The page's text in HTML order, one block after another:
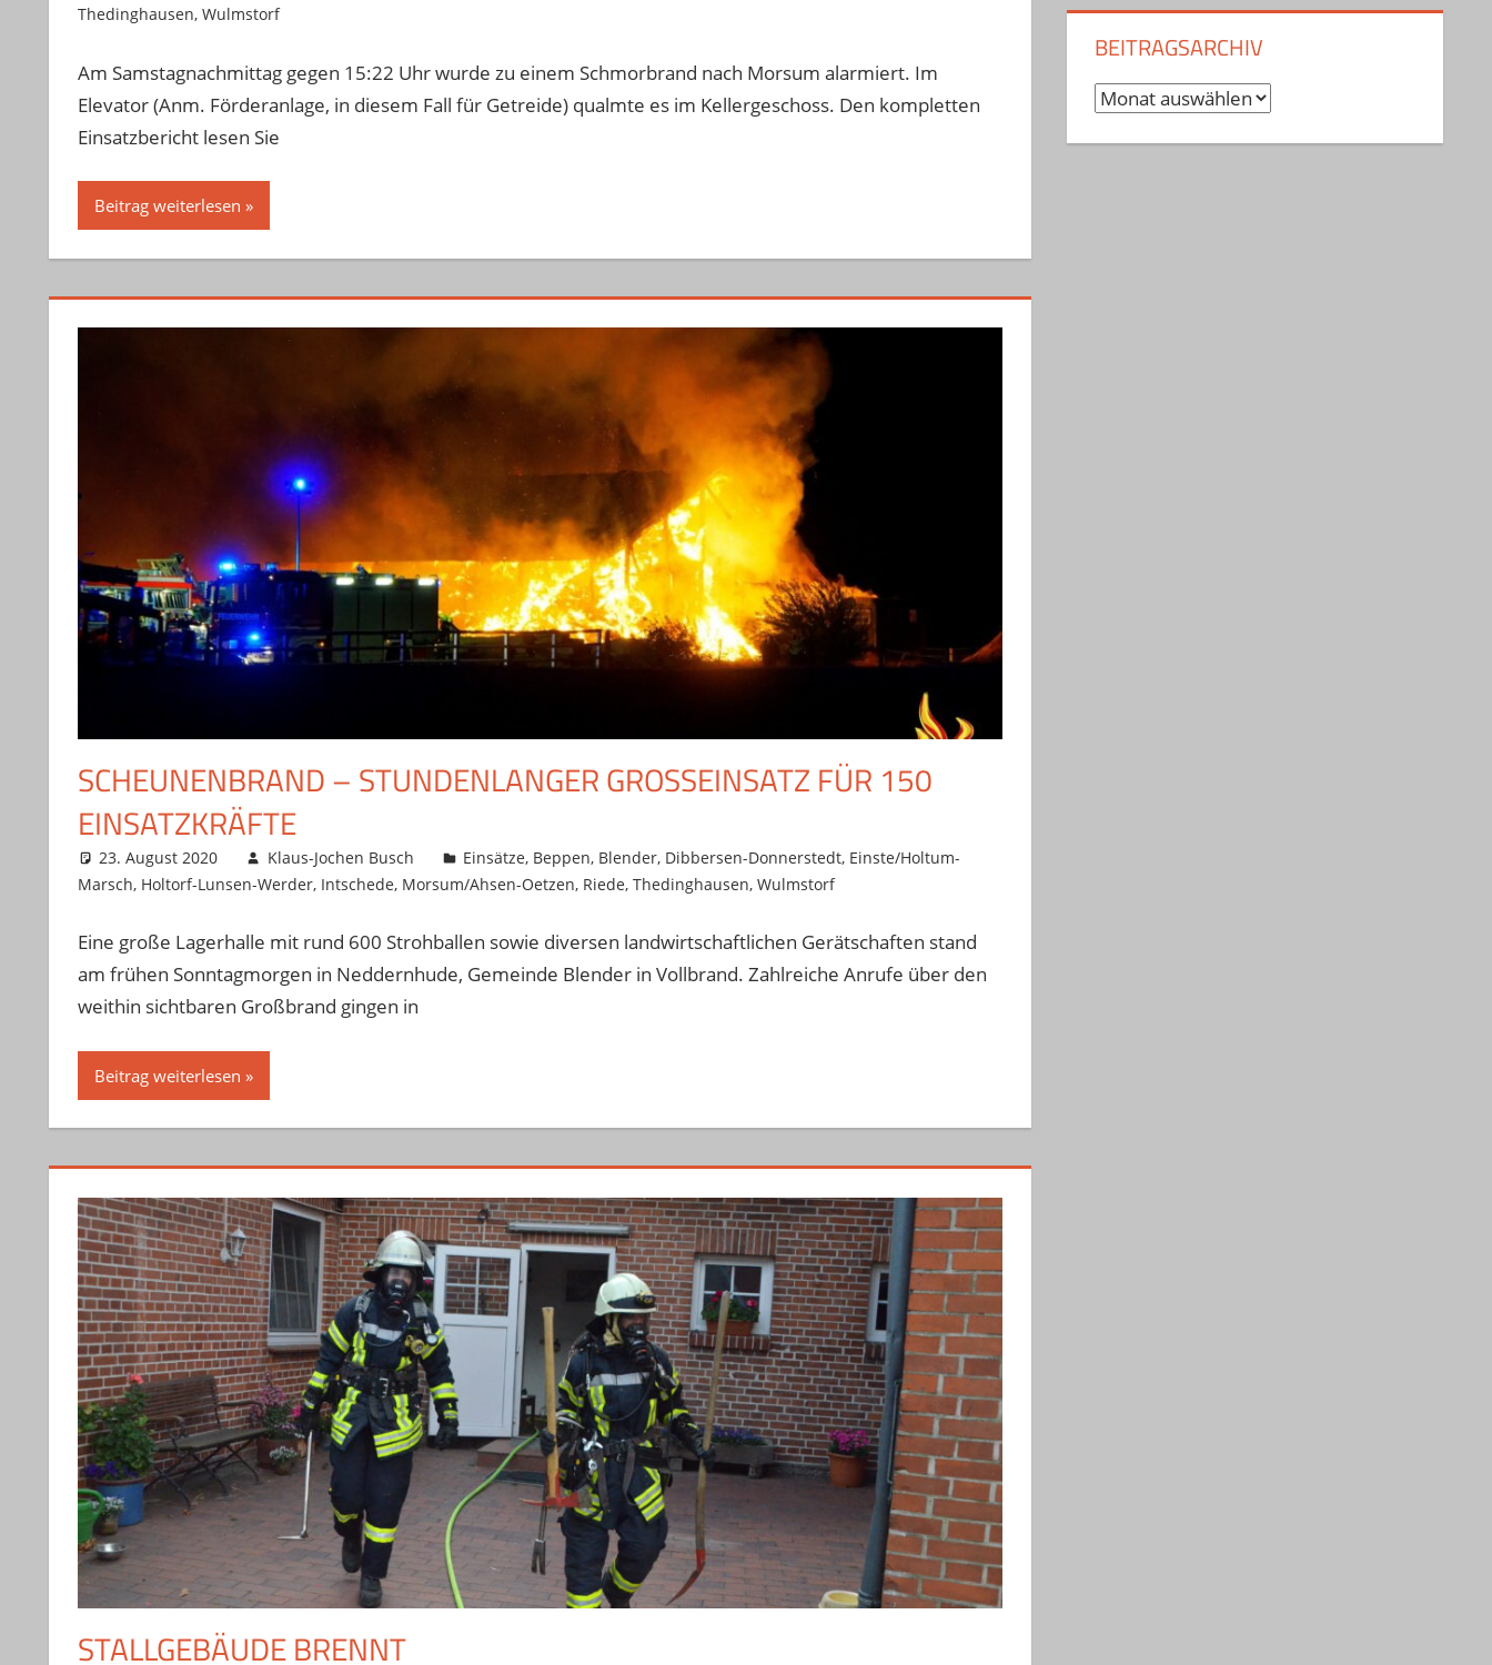
Thedinghausen, Wulmstorf
Am Samstagnachmittag gegen 15:22 Uhr wurde zu einem Schmorbrand nach Morsum alarmiert. Im
Elevator (Anm. Förderanlage, in diesem Fall für Getreide) qualmte es im Kellergeschoss. Den kompletten
Einsatzbericht lesen Sie
Beitrag weiterlesen
SCHEUNENBRAND – STUNDENLANGER GROSSEINSATZ FÜR 150 E
INSATZKRÄFTE
23. August 2020 Klaus-Jochen Busch Einsätze, Beppen, Blender, Dibbersen-Donnerstedt, Einste/Holtum-
Marsch, Holtorf-Lunsen-Werder, Intschede, Morsum/Ahsen-Oetzen, Riede, Thedinghausen, Wulmstorf
Eine große Lagerhalle mit rund 600 Strohballen sowie diversen landwirtschaftlichen Gerätschaften stand
am frühen Sonntagmorgen in Neddernhude, Gemeinde Blender in Vollbrand. Zahlreiche Anrufe über den
weithin sichtbaren Großbrand gingen in
Beitrag weiterlesen
STALLGEBÄUDE BRENNT
BEITRAGSARCHIV
Beitragsarchiv